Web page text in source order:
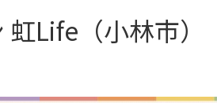
Life（小林市）